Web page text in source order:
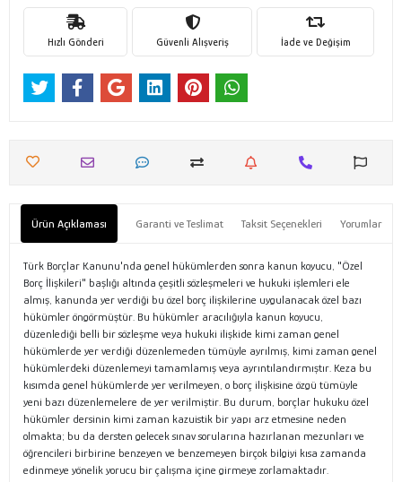
Hızlı Gönderi Güvenli Alışveriş İade ve Değişim
Ürün Açıklaması Garanti ve Teslimat Taksit Seçenekleri Yorumlar
Türk Borçlar Kanunu'nda genel hükümlerden sonra kanun koyucu, "Özel
Borç İlişkileri" başlığı altında çeşitli sözleşmeleri ve hukuki işlemleri ele
almış, kanunda yer verdiği bu özel borç ilişkilerine uygulanacak özel bazı
hükümler öngörmüştür. Bu hükümler aracılığıyla kanun koyucu,
düzenlediği belli bir sözleşme veya hukuki ilişkide kimi zaman genel
hükümlerde yer verdiği düzenlemeden tümüyle ayrılmış, kimi zaman genel
hükümlerdeki düzenlemeyi tamamlamış veya ayrıntılandırmıştır. Keza bu
kısımda genel hükümlerde yer verilmeyen, o borç ilişkisine özgü tümüyle
yeni bazı düzenlemelere de yer verilmiştir. Bu durum, borçlar hukuku özel
hükümler dersinin kimi zaman kazuistik bir yapı arz etmesine neden
olmakta; bu da dersten gelecek sınav sorularına hazırlanan mezunları ve
öğrencileri birbirine benzeyen ve benzemeyen birçok bilgiyi kısa zamanda
edinmeye yönelik yorucu bir çalışma içine girmeye zorlamaktadır.